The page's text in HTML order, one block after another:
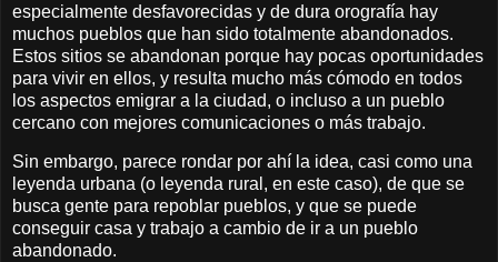
especialmente desfavorecidas y de dura orografía hay
muchos pueblos que han sido totalmente abandonados.
Estos sitios se abandonan porque hay pocas oportunidades
para vivir en ellos, y resulta mucho más cómodo en todos
los aspectos emigrar a la ciudad, o incluso a un pueblo
cercano con mejores comunicaciones o más trabajo.
Sin embargo, parece rondar por ahí la idea, casi como una
leyenda urbana (o leyenda rural, en este caso), de que se
busca gente para repoblar pueblos, y que se puede
conseguir casa y trabajo a cambio de ir a un pueblo
abandonado.